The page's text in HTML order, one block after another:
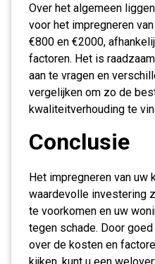
Over het algemeen
voor het impregneren
€800 en €2000,
factoren. Het is
aan te vragen en
vergelijken om zo de
kwaliteitverhouding te
Conclusie
Het impregneren van uw
waardevolle investering
te voorkomen en uw
tegen schade. Door
over de kosten en